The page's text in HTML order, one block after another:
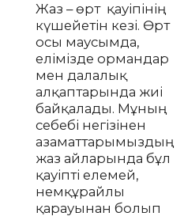
Жаз – өрт қауіпінің
күшейетін кезі. Өрт
осы маусымда,
елімізде ормандар
мен далалық
алқаптарында жиі
байқалады. Мұның
себебі негізінен
азаматтарымыздың
жаз айларында бұл
қауіпті елемей,
немқұрайлы
қарауынан болып